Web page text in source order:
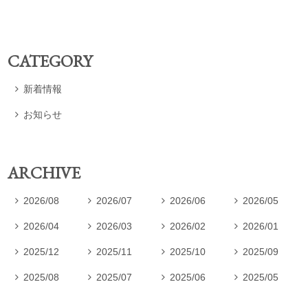
CATEGORY
 新着情報
 お知らせ
ARCHIVE
 2026/08  2026/07  2026/06  2026/05
 2026/04  2026/03  2026/02  2026/01
 2025/12  2025/11  2025/10  2025/09
 2025/08  2025/07  2025/06  2025/05